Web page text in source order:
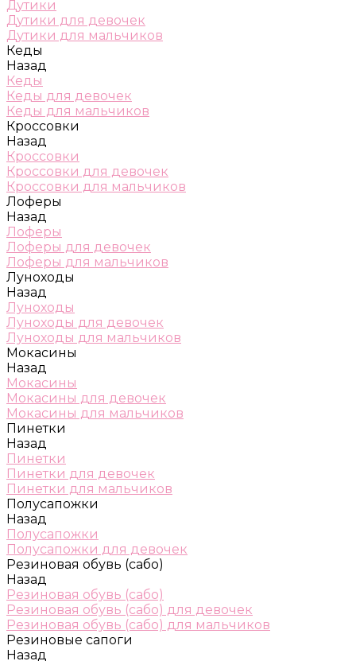
Дутики
Дутики для девочек
Дутики для мальчиков
Кеды
Назад
Кеды
Кеды для девочек
Кеды для мальчиков
Кроссовки
Назад
Кроссовки
Кроссовки для девочек
Кроссовки для мальчиков
Лоферы
Назад
Лоферы
Лоферы для девочек
Лоферы для мальчиков
Луноходы
Назад
Луноходы
Луноходы для девочек
Луноходы для мальчиков
Мокасины
Назад
Мокасины
Мокасины для девочек
Мокасины для мальчиков
Пинетки
Назад
Пинетки
Пинетки для девочек
Пинетки для мальчиков
Полусапожки
Назад
Полусапожки
Полусапожки для девочек
Резиновая обувь (сабо)
Назад
Резиновая обувь (сабо)
Резиновая обувь (сабо) для девочек
Резиновая обувь (сабо) для мальчиков
Резиновые сапоги
Назад